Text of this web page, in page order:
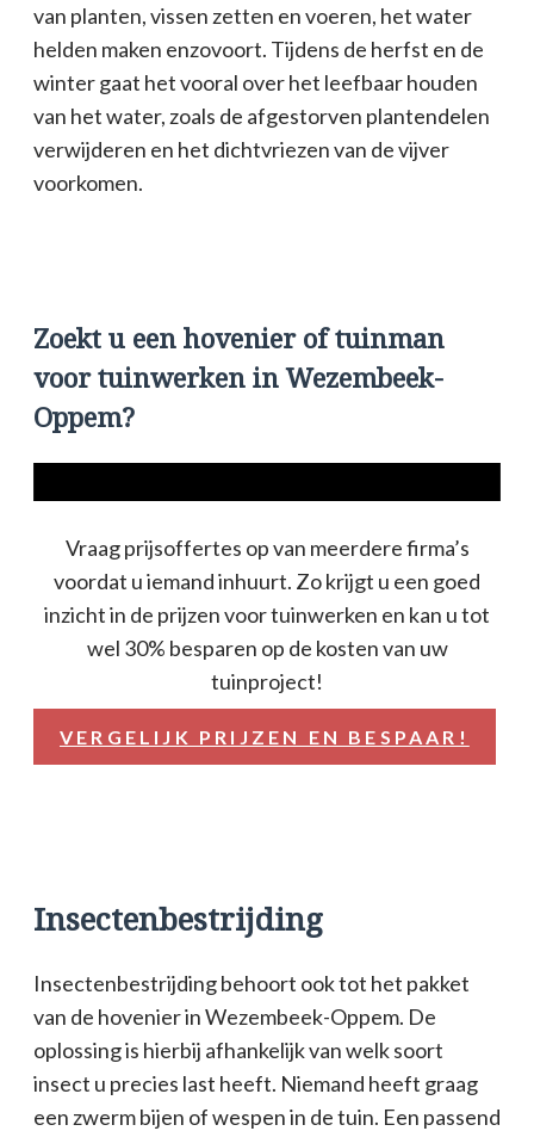
van planten, vissen zetten en voeren, het water
helden maken enzovoort. Tijdens de herfst en de
winter gaat het vooral over het leefbaar houden
van het water, zoals de afgestorven plantendelen
verwijderen en het dichtvriezen van de vijver
voorkomen.
Zoekt u een hovenier of tuinman
voor tuinwerken in Wezembeek-
Oppem?
Vraag prijsoffertes op van meerdere firma’s
voordat u iemand inhuurt. Zo krijgt u een goed
inzicht in de prijzen voor tuinwerken en kan u tot
wel 30% besparen op de kosten van uw
tuinproject!
VERGELIJK PRIJZEN EN BESPAAR!
Insectenbestrijding
Insectenbestrijding behoort ook tot het pakket
van de hovenier in Wezembeek-Oppem. De
oplossing is hierbij afhankelijk van welk soort
insect u precies last heeft. Niemand heeft graag
een zwerm bijen of wespen in de tuin. Een passend